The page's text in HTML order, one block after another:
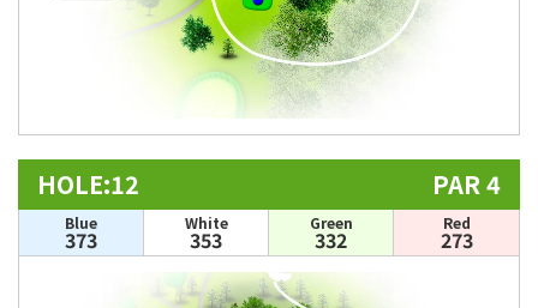
HOLE:12 PAR 4
Blue
373
White
353
Green
332
Red
273